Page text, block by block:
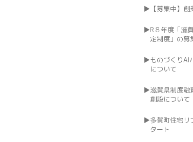
【募集中】
R８年度「滋
定制度」の募
ものづくりAI
について
滋賀県制度融
創設について
多賀町住宅リ
タート